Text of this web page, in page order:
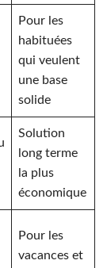
Pour les
habituées
qui veulent
une base
solide
Solution
long terme
la plus
économique
Pour les
vacances et